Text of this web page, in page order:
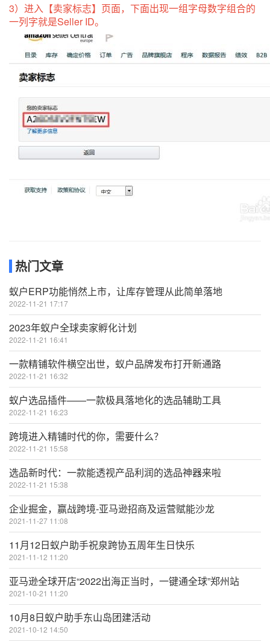
3）进入【卖家标志】页面，下面出现一组字母数字组合的
一列字就是Seller ID。
热门文章
蚁户ERP功能悄然上市，让库存管理从此简单落地
2022-11-21 17:17
2023年蚁户全球卖家孵化计划
2022-11-21 16:41
一款精铺软件横空出世，蚁户品牌发布打开新通路
2022-11-21 16:32
蚁户选品插件——一款极具落地化的选品辅助工具
2022-11-21 16:23
跨境进入精铺时代的你，需要什么？
2022-11-21 15:58
选品新时代：一款能透视产品利润的选品神器来啦
2022-11-21 15:38
企业掘金，赢战跨境-亚马逊招商及运营赋能沙龙
2021-11-27 11:08
11月12日蚁户助手祝泉跨协五周年生日快乐
2021-11-12 11:20
亚马逊全球开店“2022出海正当时，一键通全球”郑州站
2021-10-21 11:20
10月8日蚁户助手东山岛团建活动
2021-10-12 14:50